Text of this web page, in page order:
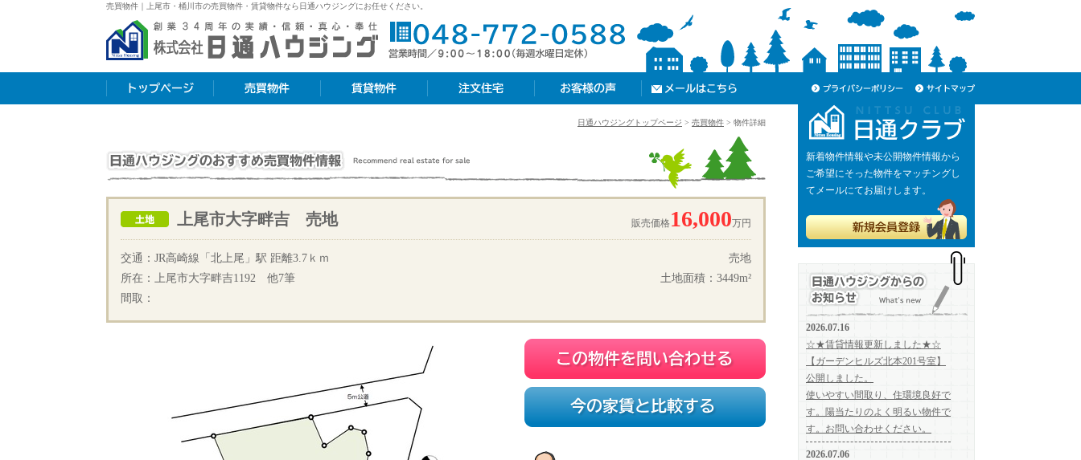
売買物件｜上尾市・桶川市の売買物件・賃貸物件なら日通ハウジングにお任せください。
株式会社日通ハウジング
ー
新着物件情報や未公開物件情報から
ご希望にそった物件をマッチングし
てメールにてお届けします。
新規会員登録
日通ハウジングからのお知らせ
日通ハウジングトップページ > 売買物件 > 物件詳細
売買物件
上尾市大字畔吉 売地 販売価格 16,000万円
交通：JR高崎線「北上尾」駅 距離3.7ｋｍ
所在：上尾市大字畔吉1192 他7筆
間取：
売地
土地面積：3449m²
この物件を問い合わせる